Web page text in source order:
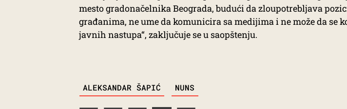
mesto gradonačelnika Beograda, budući da zloupotrebljava
građanima, ne ume da komunicira sa medijima i ne može da se
javnih nastupa“, zaključuje se u saopštenju.
ALEKSANDAR ŠAPIĆ NUNS